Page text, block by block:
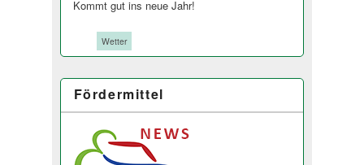
Kommt gut ins neue Jahr!
Wetter
Fördermittel